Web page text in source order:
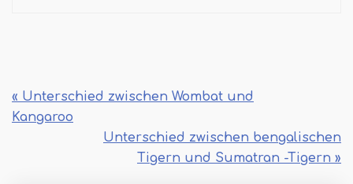
« Unterschied zwischen Wombat und
Kangaroo
Unterschied zwischen bengalischen
Tigern und Sumatran -Tigern »